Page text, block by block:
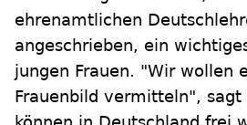
ehrenamtlichen
angeschrieben, ein
jungen Frauen. "Wir wollen
Frauenbild vermitteln",